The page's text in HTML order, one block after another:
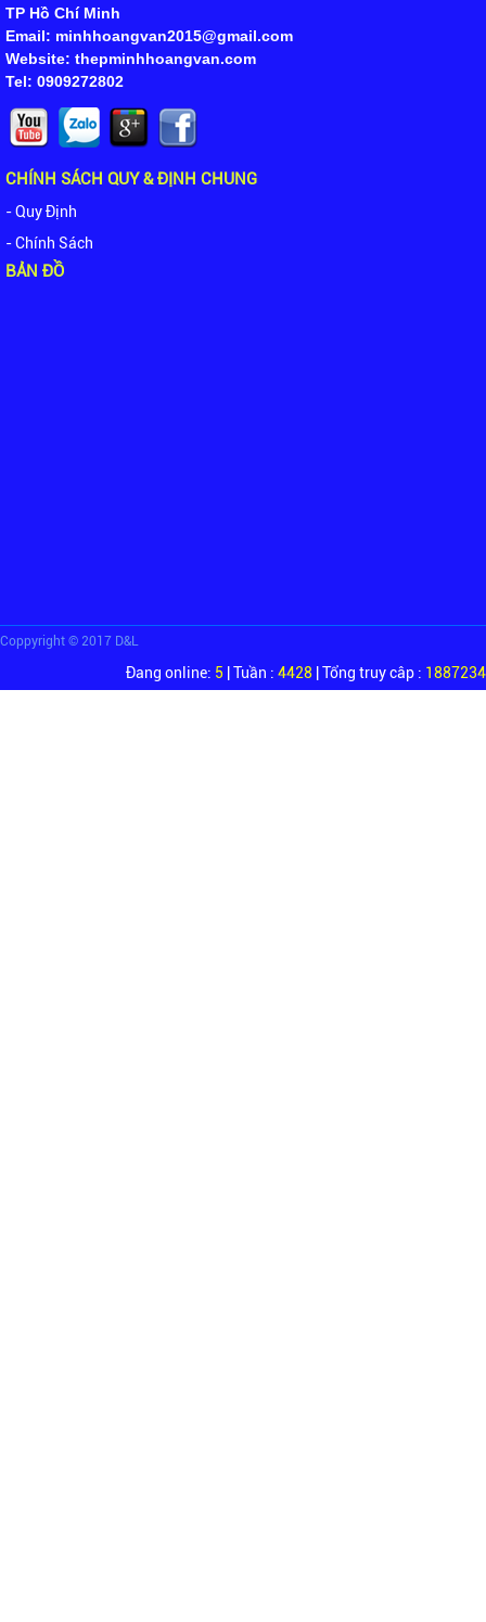
TP Hồ Chí Minh
Email: minhhoangvan2015@gmail.com
Website: thepminhhoangvan.com
Tel: 0909272802
CHÍNH SÁCH QUY & ĐỊNH CHUNG
- Quy Định
- Chính Sách
BẢN ĐỒ
Coppyright © 2017 D&L
Đang online: 5 | Tuần : 4428 | Tổng truy câp : 1887234